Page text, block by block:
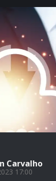
Carvalho
17:00